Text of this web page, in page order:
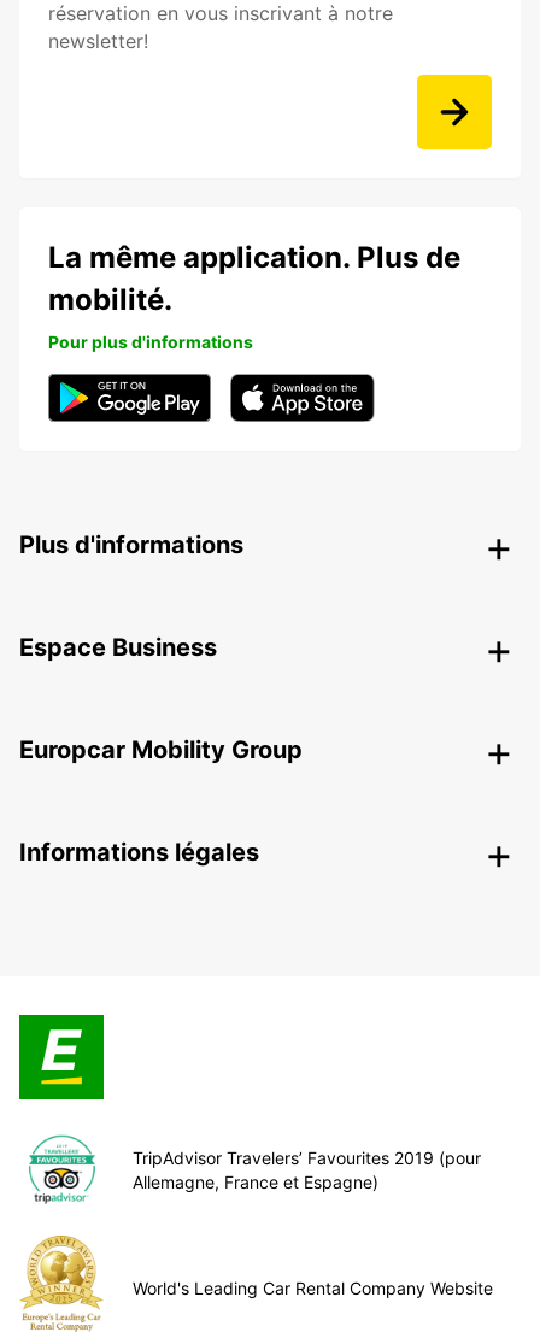
réservation en vous inscrivant à notre
newsletter!
La même application. Plus de
mobilité.
Pour plus d'informations
Plus d'informations
Espace Business
Europcar Mobility Group
Informations légales
TripAdvisor Travelers’ Favourites 2019 (pour
Allemagne, France et Espagne)
World's Leading Car Rental Company Website